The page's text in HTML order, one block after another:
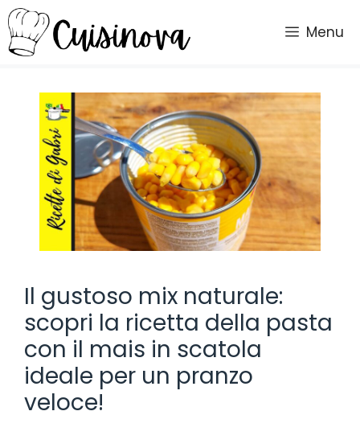
Vai
al
contenuto
Menu
Il gustoso mix naturale:
scopri la ricetta della pasta
con il mais in scatola
ideale per un pranzo
veloce!